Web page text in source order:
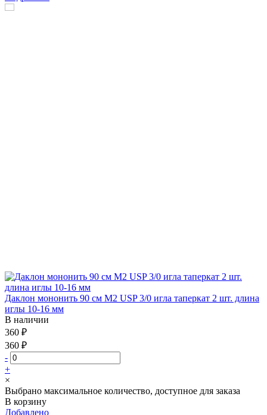
Даклон мононить 90 см М2 USP 3/0 игла таперкат 2 шт. длина
иглы 10-16 мм
В наличии
360 ₽
360 ₽
-
+
×
Выбрано максимальное количество, доступное для заказа
В корзину
Добавлено